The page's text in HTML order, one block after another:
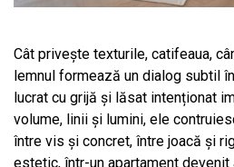
Cât privește texturile, catifeaua,
lemnul formează un dialog subtil
lucrat cu grijă și lăsat intenționat
volume, linii și lumini, ele
între vis și concret, între joacă și
estetic, într-un apartament